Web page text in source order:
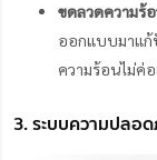
ขดลวดความร้
ออกแบบมาแก้
ความร้อนไม่ค่
3. ระบบความปลอ